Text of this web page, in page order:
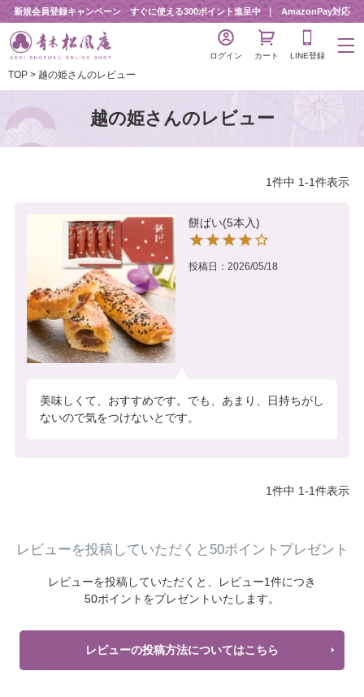
新規会員登録キャンペーン すぐに使える300ポイント進呈中 AmazonPay対応
ログイン カート LINE登録
TOP 越の姫さんのレビュー
越の姫さんのレビュー
1件中 1-1件表示
餅ぱい(5本入)
投稿日 2026/05/18
美味しくて、おすすめです。でも、あまり、日持ちがし
ないので気をつけないとです。
1件中 1-1件表示
レビューを投稿していただくと50ポイントプレゼント
レビューを投稿していただくと、
レビュー1件につき
50ポイントをプレゼントいたします。
レビューの投稿方法についてはこちら